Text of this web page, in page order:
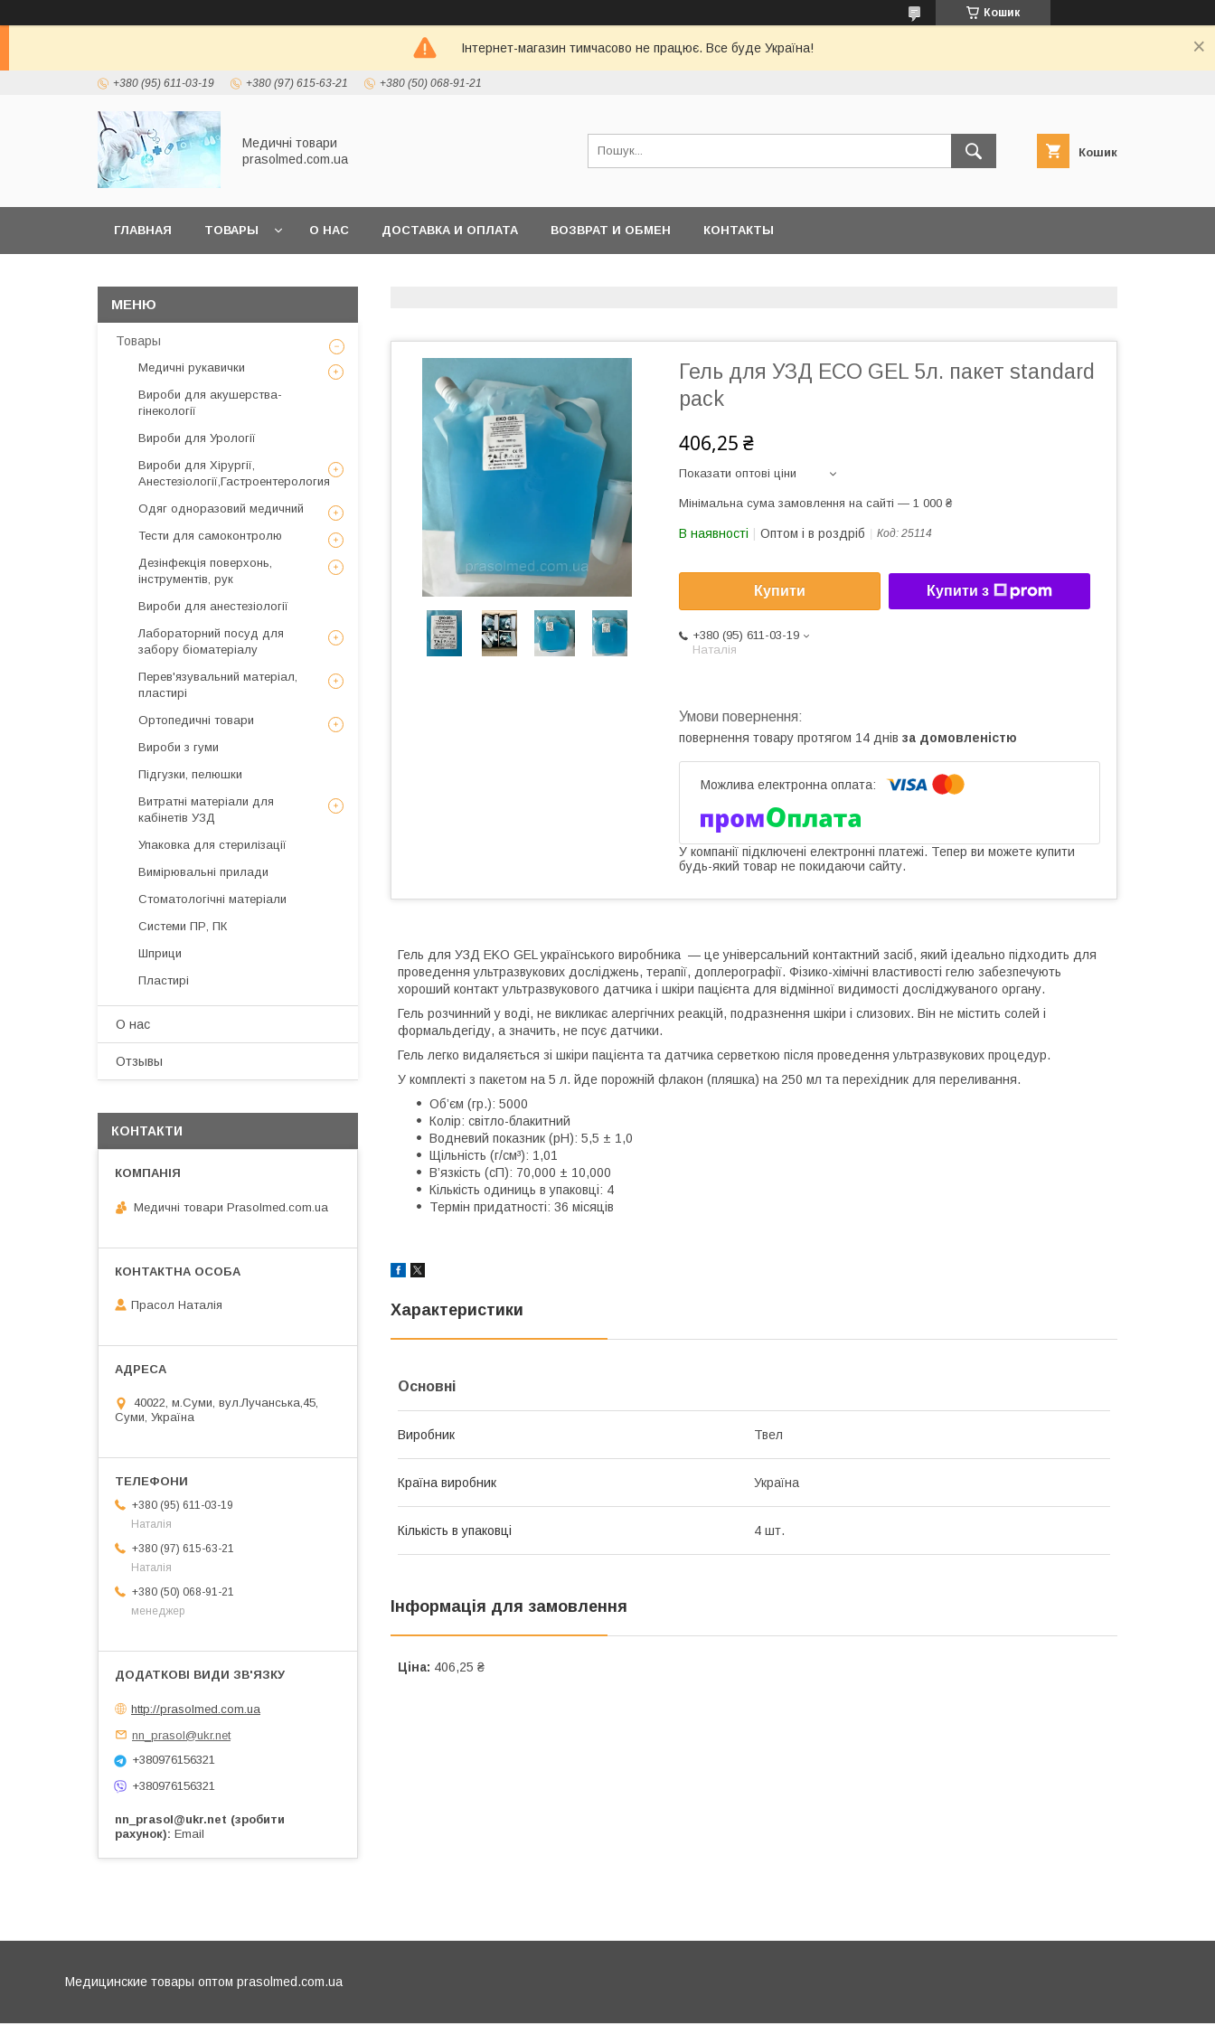
Кошик
Інтернет-магазин тимчасово не працює. Все буде Україна!
+380 (95) 611-03-19 +380 (97) 615-63-21 +380 (50) 068-91-21
Медичні товари
prasolmed.com.ua
Кошик
ГЛАВНАЯ ТОВАРЫ О НАС ДОСТАВКА И ОПЛАТА ВОЗВРАТ И ОБМЕН КОНТАКТЫ
Гель для УЗД ECO GEL 5л. пакет standard
pack
406,25 ₴
Показати оптові ціни
Мінімальна сума замовлення на сайті — 1 000 ₴
В наявності Оптом і в роздріб Код: 25114
Купити Купити з
+380 (95) 611-03-19
Наталія
повернення товару протягом 14 днів за домовленістю
У компанії підключені електронні платежі. Тепер ви можете купити
будь-який товар не покидаючи сайту.
Гель для УЗД EKO GEL українського виробника — це універсальний контактний засіб, який ідеально підходить для
проведення ультразвукових досліджень, терапії, доплерографії. Фізико-хімічні властивості гелю забезпечують
хороший контакт ультразвукового датчика і шкіри пацієнта для відмінної видимості досліджуваного органу.
Гель розчинний у воді, не викликає алергічних реакцій, подразнення шкіри і слизових. Він не містить солей і
формальдегіду, а значить, не псує датчики.
Гель легко видаляється зі шкіри пацієнта та датчика серветкою після проведення ультразвукових процедур.
У комплекті з пакетом на 5 л. йде порожній флакон (пляшка) на 250 мл та перехідник для переливання.
Об’єм (гр.): 5000
Колір: світло-блакитний
Водневий показник (рН): 5,5 ± 1,0
Щільність (г/см³): 1,01
В’язкість (сП): 70,000 ± 10,000
Кількість одиниць в упаковці: 4
Термін придатності: 36 місяців
Характеристики
Основні
Виробник Твел
Країна виробник Україна
Кількість в упаковці 4 шт.
Інформація для замовлення
Ціна: 406,25 ₴
Товары
Медичні рукавички
Вироби для акушерства-
гінекології
Вироби для Урології
Вироби для Хірургії,
Анестезіології,Гастроентерология
Одяг одноразовий медичний
Тести для самоконтролю
Дезінфекція поверхонь,
інструментів, рук
Вироби для анестезіології
Лабораторний посуд для
забору біоматеріалу
Перев'язувальний матеріал,
пластирі
Ортопедичні товари
Вироби з гуми
Підгузки, пелюшки
Витратні матеріали для
кабінетів УЗД
Упаковка для стерилізації
Вимірювальні прилади
Стоматологічні матеріали
Системи ПР, ПК
Шприци
Пластирі
О нас
Отзывы
КОНТАКТИ
Медичні товари Prasolmed.com.ua
Прасол Наталія
40022, м.Суми, вул.Лучанська,45,
Суми, Україна
+380 (95) 611-03-19
Наталія
+380 (97) 615-63-21
Наталія
+380 (50) 068-91-21
менеджер
http://prasolmed.com.ua
nn_prasol@ukr.net
+380976156321
+380976156321
nn_prasol@ukr.net (зробити
рахунок) Email
Медицинские товары оптом prasolmed.com.ua